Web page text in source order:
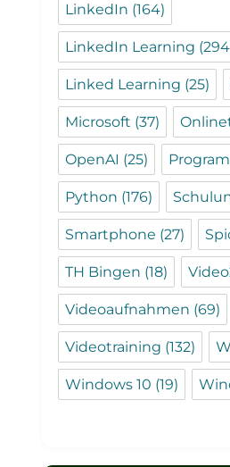
LinkedIn (164)
LinkedIn Learning
Linked Learning (25)
Microsoft (37)
OpenAI (25)
Python (176)
Smartphone (27)
TH Bingen (18)
Videoaufnahmen (69)
Videotraining (132)
Windows 10 (19)